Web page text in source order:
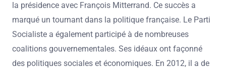
la présidence avec François Mitterrand. Ce succès a
marqué un tournant dans la politique française. Le Parti
Socialiste a également participé à de nombreuses
coalitions gouvernementales. Ses idéaux ont façonné
des politiques sociales et économiques. En 2012, il a de